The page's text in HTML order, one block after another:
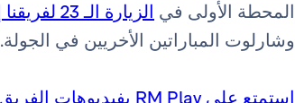
المحطة الأولى في الزيارة الـ 23 لفريقنا إلى الولايات المتحدة الأمريكية
وشارلوت المباراتين الأخريين في الجولة.
استمتع على RM Play بفيديوهات الفريق في الولايات المتحدة الأمريكية